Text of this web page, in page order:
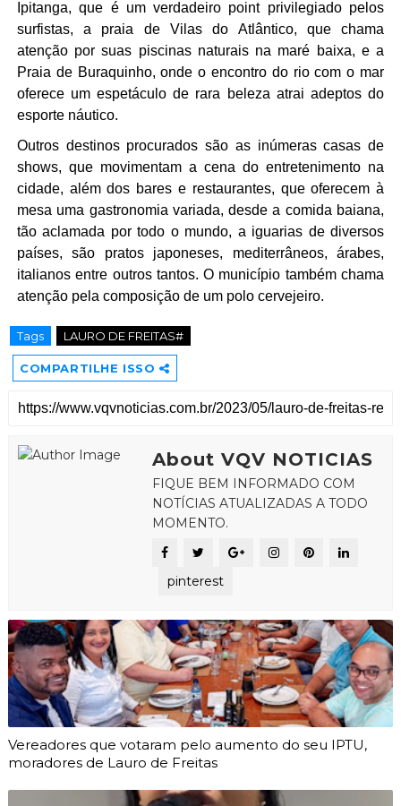
Ipitanga, que é um verdadeiro point privilegiado pelos
surfistas, a praia de Vilas do Atlântico, que chama
atenção por suas piscinas naturais na maré baixa, e a
Praia de Buraquinho, onde o encontro do rio com o mar
oferece um espetáculo de rara beleza atrai adeptos do
esporte náutico.
Outros destinos procurados são as inúmeras casas de
shows, que movimentam a cena do entretenimento na
cidade, além dos bares e restaurantes, que oferecem à
mesa uma gastronomia variada, desde a comida baiana,
tão aclamada por todo o mundo, a iguarias de diversos
países, são pratos japoneses, mediterrâneos, árabes,
italianos entre outros tantos. O município também chama
atenção pela composição de um polo cervejeiro.
Tags LAURO DE FREITAS#
COMPARTILHE ISSO
About VQV NOTICIAS
FIQUE BEM INFORMADO COM
NOTÍCIAS ATUALIZADAS A TODO
MOMENTO.
pinterest
Vereadores que votaram pelo aumento do seu IPTU,
moradores de Lauro de Freitas